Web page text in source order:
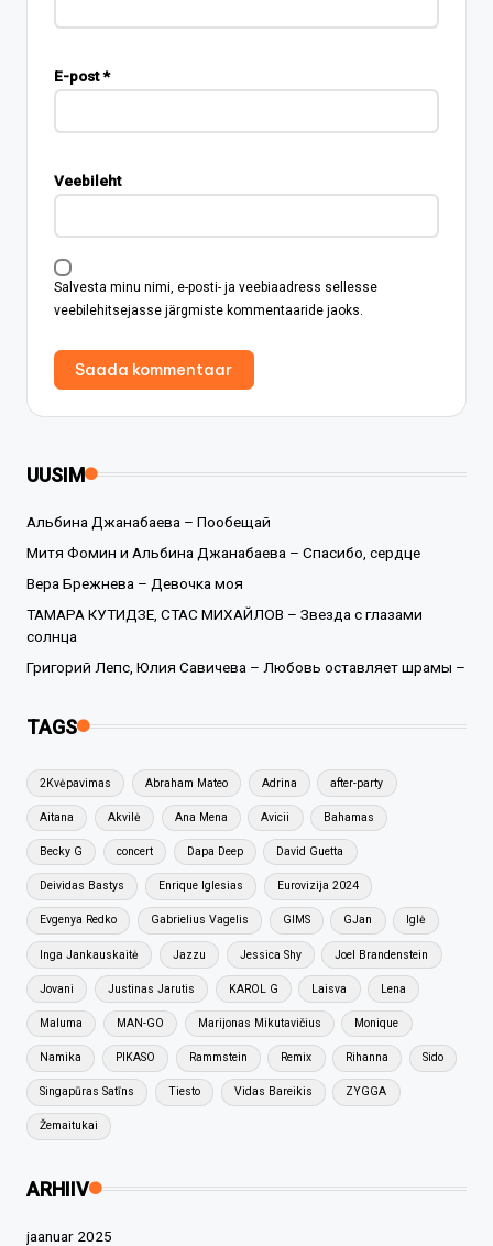
E-post*
Veebileht
Salvesta minu nimi, e-posti- ja veebiaadress sellesse
veebilehitsejasse järgmiste kommentaaride jaoks.
UUSIM
Альбина Джанабаева – Пообещай
Митя Фомин и Альбина Джанабаева – Спасибо, сердце
Вера Брежнева – Девочка моя
ТАМАРА КУТИДЗЕ, СТАС МИХАЙЛОВ – Звезда с глазами
солнца
Григорий Лепс, Юлия Савичева – Любовь оставляет шрамы –
TAGS
2Kvėpavimas Abraham Mateo Adrina after-party
Aitana Akvilė Ana Mena Avicii Bahamas
Becky G concert Dapa Deep David Guetta
Deividas Bastys Enrique Iglesias Eurovizija 2024
Evgenya Redko Gabrielius Vagelis GIMS GJan Iglė
Inga Jankauskaitė Jazzu Jessica Shy Joel Brandenstein
Jovani Justinas Jarutis KAROL G Laisva Lena
Maluma MAN-GO Marijonas Mikutavičius Monique
Namika PIKASO Rammstein Remix Rihanna Sido
Singapūras Satīns Tiesto Vidas Bareikis ZYGGA
Žemaitukai
ARHIIV
jaanuar 2025